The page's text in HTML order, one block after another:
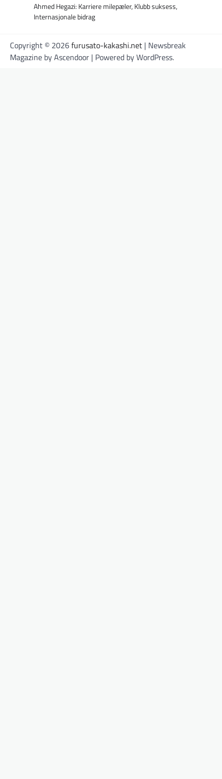
Ahmed Hegazi: Karriere milepæler, Klubb suksess,
Internasjonale bidrag
Copyright © 2026furusato-kakashi.net | Newsbreak
Magazine byAscendoor | Powered byWordPress.